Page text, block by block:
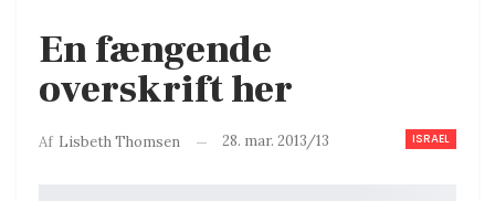
En fængende
overskrift her
ISRAEL
Af Lisbeth Thomsen 28. mar. 2013/13